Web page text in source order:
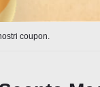
coupon.